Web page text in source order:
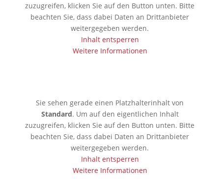
zuzugreifen, klicken Sie auf den Button unten. Bitte
beachten Sie, dass dabei Daten an Drittanbieter
weitergegeben werden.
Inhalt entsperren
Weitere Informationen
Sie sehen gerade einen Platzhalterinhalt von
Standard. Um auf den eigentlichen Inhalt
zuzugreifen, klicken Sie auf den Button unten. Bitte
beachten Sie, dass dabei Daten an Drittanbieter
weitergegeben werden.
Inhalt entsperren
Weitere Informationen